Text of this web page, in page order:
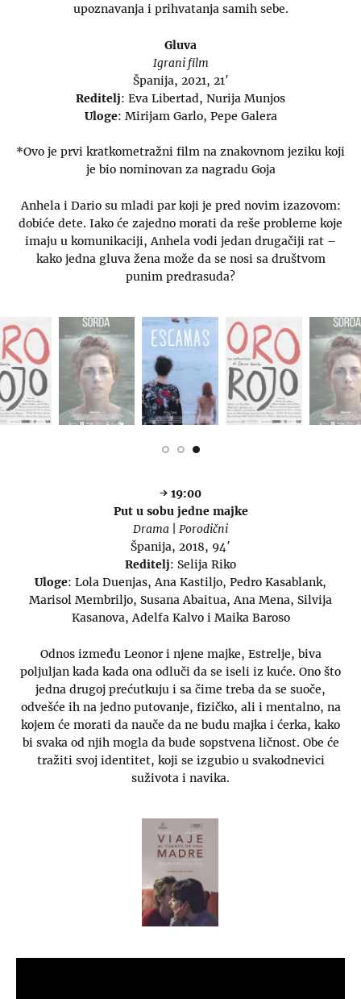
upoznavanja i prihvatanja samih sebe.
Gluva
Igrani film
Španija, 2021, 21′
Reditelj: Eva Libertad, Nurija Munjos
Uloge: Mirijam Garlo, Pepe Galera
*Ovo je prvi kratkometražni film na znakovnom jeziku koji
je bio nominovan za nagradu Goja
Anhela i Dario su mladi par koji je pred novim izazovom:
dobiće dete. Iako će zajedno morati da reše probleme koje
imaju u komunikaciji, Anhela vodi jedan drugačiji rat –
kako jedna gluva žena može da se nosi sa društvom
punim predrasuda?
→ 19:00
Put u sobu jedne majke
Drama | Porodični
Španija, 2018, 94′
Reditelj: Selija Riko
Uloge: Lola Duenjas, Ana Kastiljo, Pedro Kasablank,
Marisol Membriljo, Susana Abaitua, Ana Mena, Silvija
Kasanova, Adelfa Kalvo i Maika Baroso
Odnos između Leonor i njene majke, Estrelje, biva
poljuljan kada kada ona odluči da se iseli iz kuće. Ono što
jedna drugoj prećutkuju i sa čime treba da se suoče,
odvešće ih na jedno putovanje, fizičko, ali i mentalno, na
kojem će morati da nauče da ne budu majka i ćerka, kako
bi svaka od njih mogla da bude sopstvena ličnost. Obe će
tražiti svoj identitet, koji se izgubio u svakodnevici
suživota i navika.